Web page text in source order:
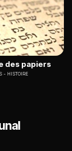
des papiers
HISTOIRE